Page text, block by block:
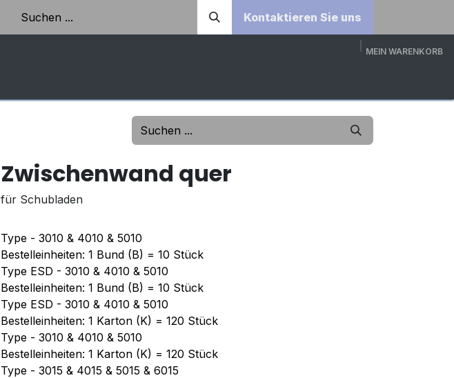
Kontaktieren Sie uns
MEIN WARENKORB
Zwischenwand quer
für Schubladen
Type - 3010 & 4010 & 5010
Bestelleinheiten: 1 Bund (B) = 10 Stück
Type ESD - 3010 & 4010 & 5010
Bestelleinheiten: 1 Bund (B) = 10 Stück
Type ESD - 3010 & 4010 & 5010
Bestelleinheiten: 1 Karton (K) = 120 Stück
Type - 3010 & 4010 & 5010
Bestelleinheiten: 1 Karton (K) = 120 Stück
Type - 3015 & 4015 & 5015 & 6015